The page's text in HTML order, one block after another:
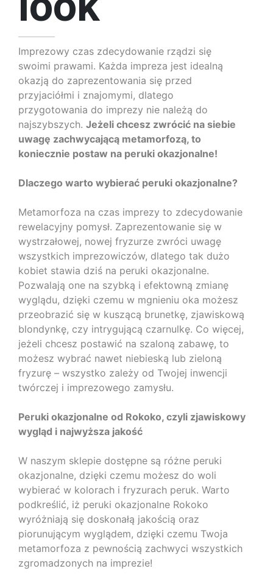
Imprezowy czas zdecydowanie rządzi się
swoimi prawami. Każda impreza jest idealną
okazją do zaprezentowania się przed
przyjaciółmi i znajomymi, dlatego
przygotowania do imprezy nie należą do
najszybszych. Jeżeli chcesz zwrócić na siebie
uwagę zachwycającą metamorfozą, to
koniecznie postaw na peruki okazjonalne!
Dlaczego warto wybierać peruki okazjonalne?
Metamorfoza na czas imprezy to zdecydowanie
rewelacyjny pomysł. Zaprezentowanie się w
wystrzałowej, nowej fryzurze zwróci uwagę
wszystkich imprezowiczów, dlatego tak dużo
kobiet stawia dziś na peruki okazjonalne.
Pozwalają one na szybką i efektowną zmianę
wyglądu, dzięki czemu w mgnieniu oka możesz
przeobrazić się w kuszącą brunetkę, zjawiskową
blondynkę, czy intrygującą czarnulkę. Co więcej,
jeżeli chcesz postawić na szaloną zabawę, to
możesz wybrać nawet niebieską lub zieloną
fryzurę – wszystko zależy od Twojej inwencji
twórczej i imprezowego zamysłu.
Peruki okazjonalne od Rokoko, czyli zjawiskowy
wygląd i najwyższa jakość
W naszym sklepie dostępne są różne peruki
okazjonalne, dzięki czemu możesz do woli
wybierać w kolorach i fryzurach peruk. Warto
podkreślić, iż peruki okazjonalne Rokoko
wyróżniają się doskonałą jakością oraz
piorunującym wyglądem, dzięki czemu Twoja
metamorfoza z pewnością zachwyci wszystkich
zgromadzonych na imprezie!